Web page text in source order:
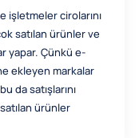
işletmeler cirolarını
satılan ürünler ve
yapar. Çünkü e-
ekleyen markalar
da satışlarını
ürünler